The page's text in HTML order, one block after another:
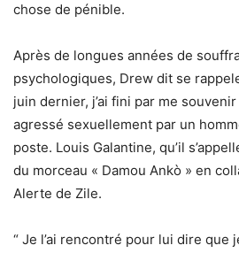
chose de pénible.
Après de longues années de
psychologiques, Drew dit se
juin dernier, j’ai fini par me souvenir
agressé sexuellement par un
poste. Louis Galantine, qu’il
du morceau « Damou Ankò » en
Alerte de Zile.
“ Je l’ai rencontré pour lui dire que